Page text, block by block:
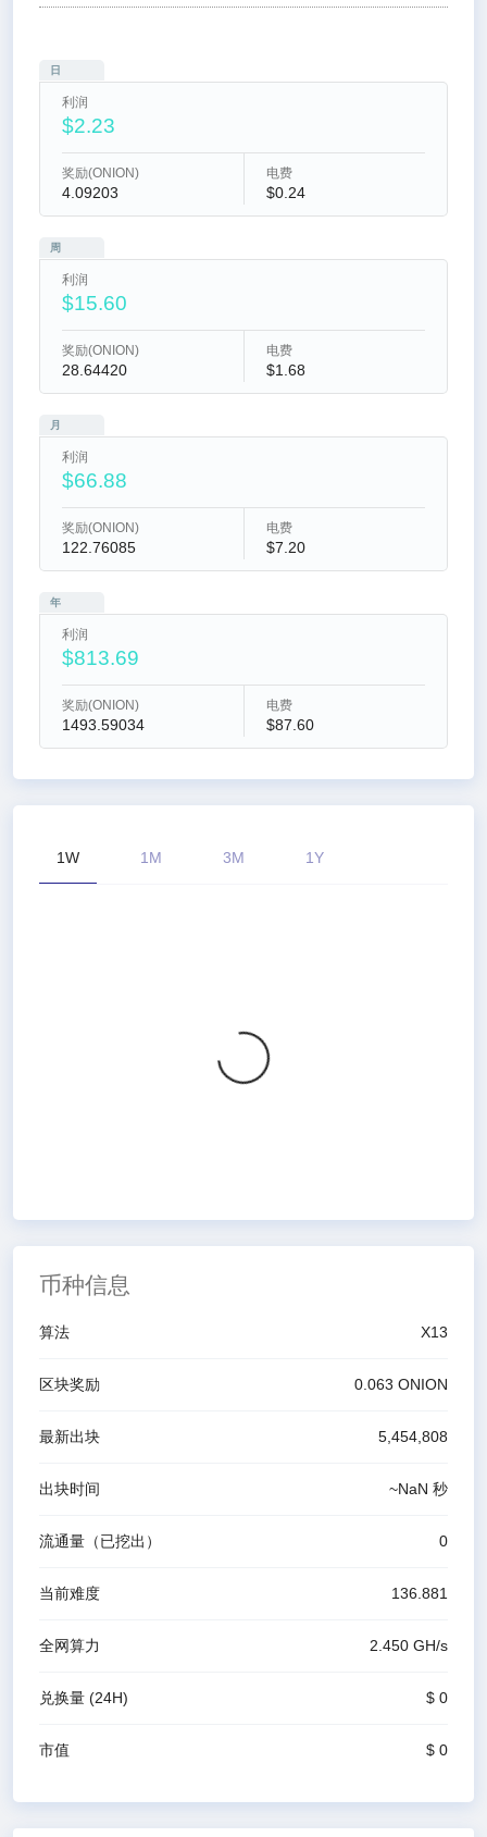
日
利润
$2.23
奖励(ONION)
4.09203
电费
$0.24
周
利润
$15.60
奖励(ONION)
28.64420
电费
$1.68
月
利润
$66.88
奖励(ONION)
122.76085
电费
$7.20
年
利润
$813.69
奖励(ONION)
1493.59034
电费
$87.60
1W 1M 3M 1Y
币种信息
算法 X13
区块奖励 0.063 ONION
最新出块 5,454,808
出块时间 ~NaN 秒
流通量（已挖出） 0
当前难度 136.881
全网算力 2.450 GH/s
兑换量 (24H) $ 0
市值 $ 0